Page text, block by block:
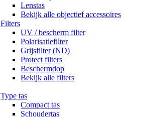
Lenstas
Bekijk alle objectief accessoires
Filters
UV / bescherm filter
Polarisatiefilter
Grijsfilter (ND)
Protect filters
Beschermdop
Bekijk alle filters
Type tas
Compact tas
Schoudertas